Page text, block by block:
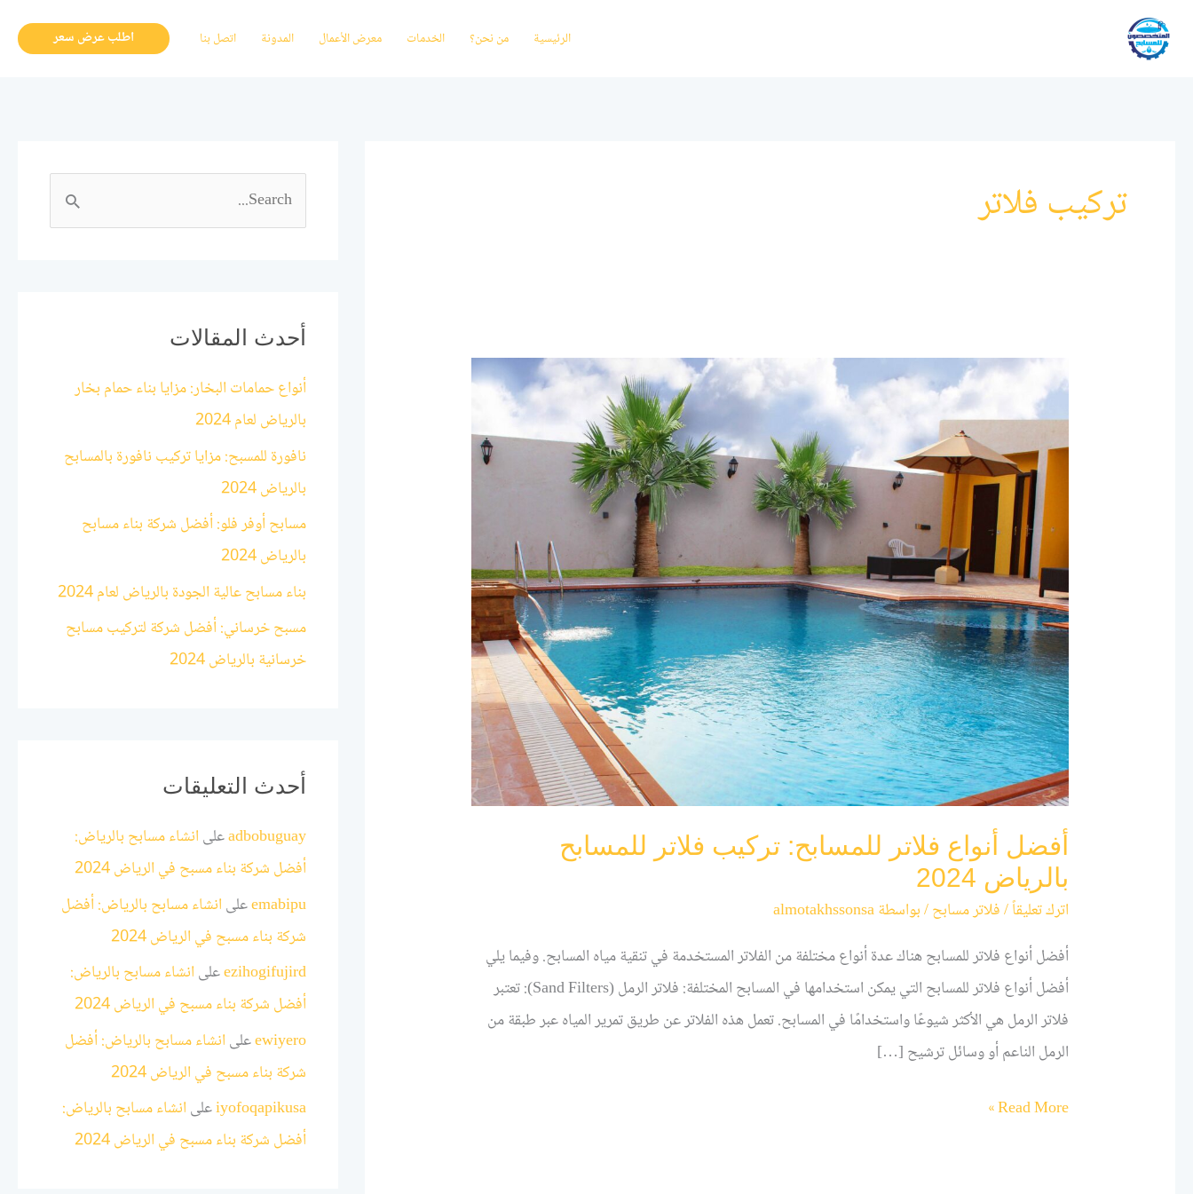
تخطي
الرئيسية من نحن؟ الخدمات معرض الأعمال المدونة اتصل بنا اطلب عرض سعر
تركيب فلاتر
أفضل أنواع فلاتر للمسابح: تركيب فلاتر للمسابح
بالرياض 2024
اترك تعليقاً/فلاتر مسابح/ بواسطةalmotakhssonsa
أفضل أنواع فلاتر للمسابح هناك عدة أنواع مختلفة من الفلاتر المستخدمة في تنقية مياه المسابح. وفيما يلي
أفضل أنواع فلاتر للمسابح التي يمكن استخدامها في المسابح المختلفة: فلاتر الرمل (Sand Filters): تعتبر
فلاتر الرمل هي الأكثر شيوعًا واستخدامًا في المسابح. تعمل هذه الفلاتر عن طريق تمرير المياه عبر طبقة من
الرمل الناعم أو وسائل ترشيح […]
أفضل
أنواع
فلاتر
للمسابح:
تركيب
فلاتر
للمسابح
بالرياض
2024
Read More »
ل
ث
ن
:
أحدث المقالات
أنواع حمامات البخار: مزايا بناء حمام بخار
بالرياض لعام 2024
نافورة للمسبح: مزايا تركيب نافورة بالمسابح
بالرياض 2024
مسابح أوفر فلو: أفضل شركة بناء مسابح
بالرياض 2024
بناء مسابح عالية الجودة بالرياض لعام 2024
مسبح خرساني: أفضل شركة لتركيب مسابح
خرسانية بالرياض 2024
أحدث التعليقات
adbobuguayعلى انشاء مسابح بالرياض:
أفضل شركة بناء مسبح في الرياض 2024
emabipuعلى انشاء مسابح بالرياض: أفضل
شركة بناء مسبح في الرياض 2024
ezihogifujirdعلى انشاء مسابح بالرياض:
أفضل شركة بناء مسبح في الرياض 2024
ewiyeroعلى انشاء مسابح بالرياض: أفضل
شركة بناء مسبح في الرياض 2024
iyofoqapikusaعلى انشاء مسابح بالرياض:
أفضل شركة بناء مسبح في الرياض 2024